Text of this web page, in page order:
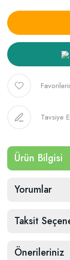
Tavsiye
Ürün Bilgisi
Yorumlar
Taksit
Önerileriniz